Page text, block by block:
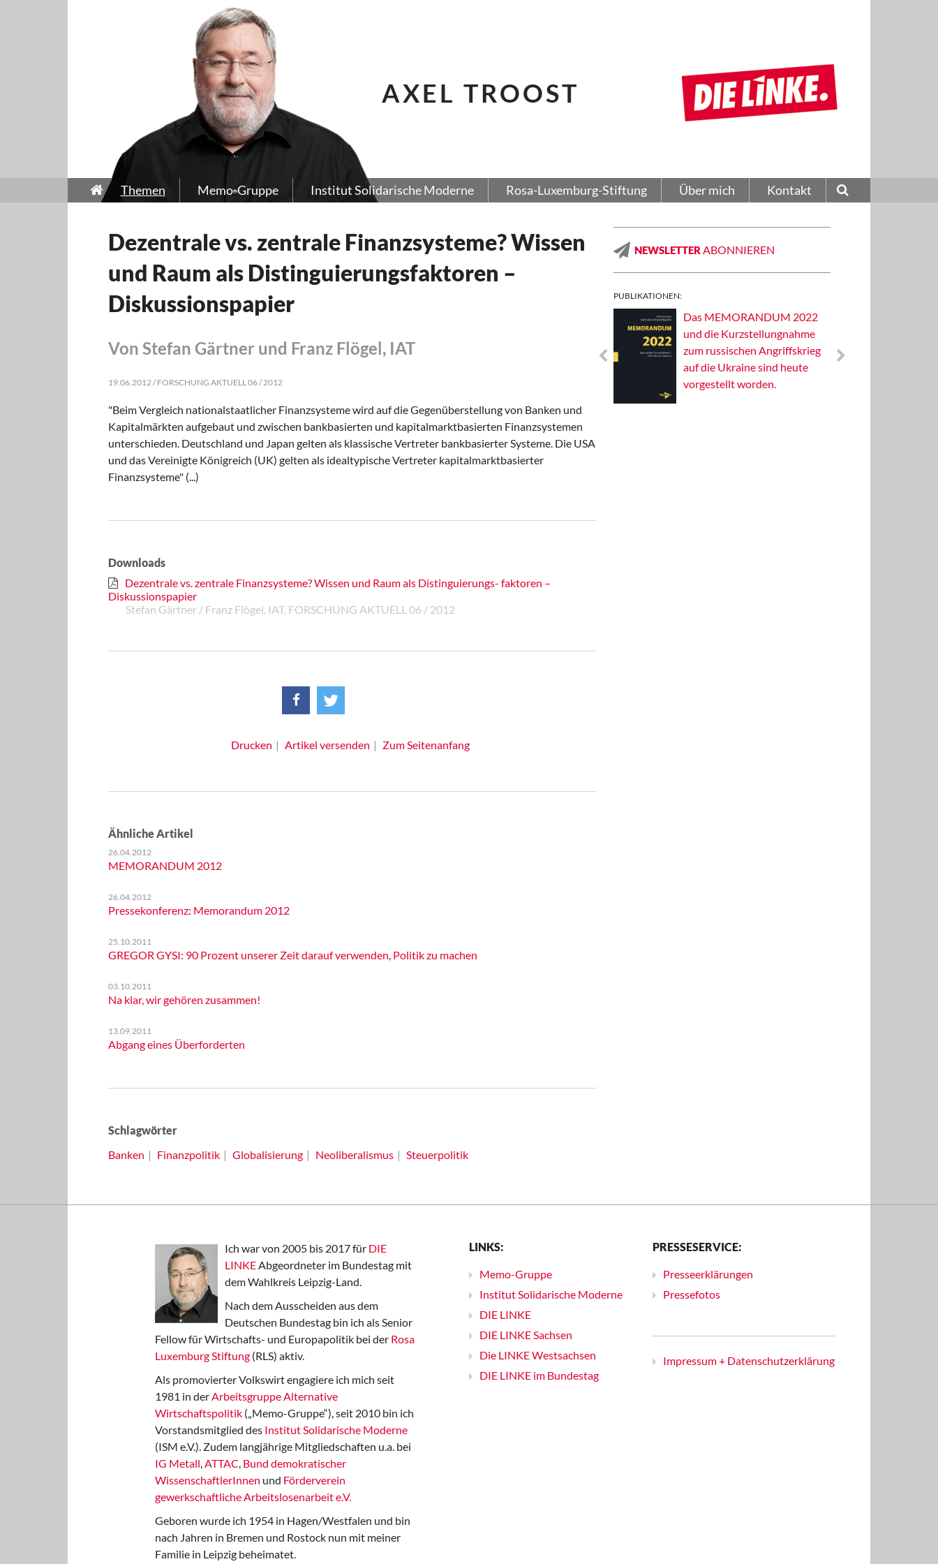
AXEL TROOST
Themen Memo-Gruppe Institut Solidarische Moderne Rosa-Luxemburg-Stiftung Über mich Kontakt
Dezentrale vs. zentrale Finanzsysteme? Wissen
und Raum als Distinguierungsfaktoren –
Diskussionspapier
Von Stefan Gärtner und Franz Flögel, IAT
19.06.2012 / FORSCHUNG AKTUELL 06 / 2012
"Beim Vergleich nationalstaatlicher Finanzsysteme wird auf die Gegenüberstellung von Banken und
Kapitalmärkten aufgebaut und zwischen bankbasierten und kapitalmarktbasierten Finanzsystemen
unterschieden. Deutschland und Japan gelten als klassische Vertreter bankbasierter Systeme. Die USA
und das Vereinigte Königreich (UK) gelten als idealtypische Vertreter kapitalmarktbasierter
Finanzsysteme" (...)
Downloads
Dezentrale vs. zentrale Finanzsysteme? Wissen und Raum als Distinguierungs- faktoren –
Diskussionspapier
Stefan Gärtner / Franz Flögel, IAT, FORSCHUNG AKTUELL 06 / 2012
Drucken Artikel versenden Zum Seitenanfang
Ähnliche Artikel
26.04.2012
MEMORANDUM 2012
26.04.2012
Pressekonferenz: Memorandum 2012
25.10.2011
GREGOR GYSI: 90 Prozent unserer Zeit darauf verwenden, Politik zu machen
03.10.2011
Na klar, wir gehören zusammen!
13.09.2011
Abgang eines Überforderten
Schlagwörter
Banken
Finanzpolitik Globalisierung Neoliberalismus Steuerpolitik
NEWSLETTER ABONNIEREN
PUBLIKATIONEN:
Das MEMORANDUM 2022
und die Kurzstellungnahme
zum russischen Angriffskrieg
auf die Ukraine sind heute
vorgestellt worden.
Ich war von 2005 bis 2017 für DIE
LINKEAbgeordneter im Bundestag mit
dem Wahlkreis Leipzig-Land.
Nach dem Ausscheiden aus dem
Deutschen Bundestag bin ich als Senior
Fellow für Wirtschafts- und Europapolitik bei der Rosa
Luxemburg Stiftung (RLS) aktiv.
Als promovierter Volkswirt engagiere ich mich seit
1981 in derArbeitsgruppe Alternative
Wirtschaftspolitik („Memo-Gruppe“), seit 2010 bin ich
Vorstandsmitglied des Institut Solidarische Moderne
(ISM e.V.). Zudem langjährige Mitgliedschaften u.a. bei
IG Metall,ATTAC, Bund demokratischer
WissenschaftlerInnen und Förderverein
gewerkschaftliche Arbeitslosenarbeit e.V.
Geboren wurde ich 1954 in Hagen/Westfalen und bin
nach Jahren in Bremen und Rostock nun mit meiner
Familie in Leipzig beheimatet.
LINKS:
Memo-Gruppe
Institut Solidarische Moderne
DIE LINKE
DIE LINKE Sachsen
Die LINKE Westsachsen
DIE LINKE im Bundestag
PRESSESERVICE:
Presseerklärungen
Pressefotos
Impressum + Datenschutzerklärung